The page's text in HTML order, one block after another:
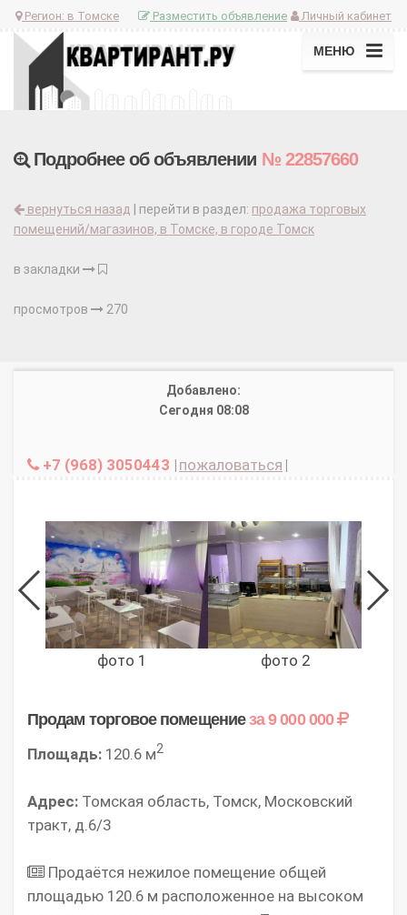
Регион: в Томске Личный кабинет
Разместить объявление
МЕНЮ
Подробнее об объявлении № 22857660
вернуться назад | перейти в раздел: продажа торговых
помещений/магазинов, в Томске, в городе Томск
в закладки
просмотров 270
Добавлено:
Сегодня 08:08
+7 (968) 3050443 | пожаловаться |
фото 1 фото 2
Продам торговое помещениеза 9 000 000
Площадь: 120.6 м2
Адрес: Томская область, Томск, Московский
тракт, д.6/3
Продаётся нежилое помещение общей
площадью 120.6 м расположенное на высоком